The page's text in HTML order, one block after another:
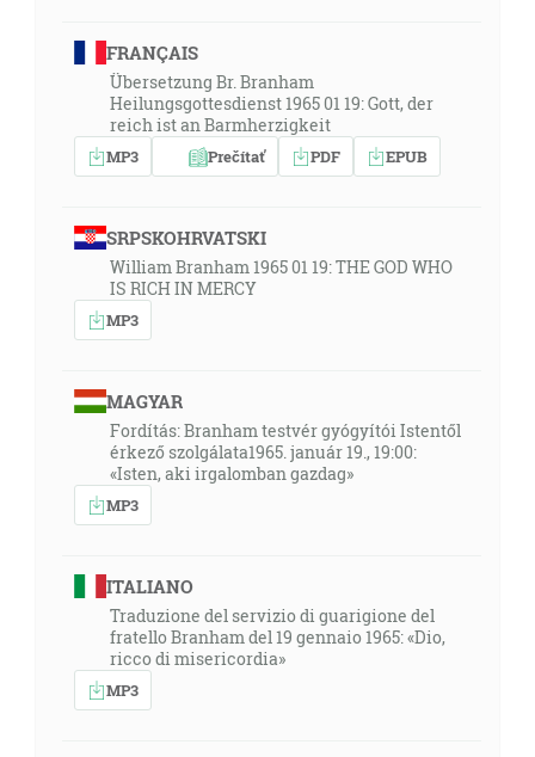
FRANÇAIS
Übersetzung Br. Branham
Heilungsgottesdienst 1965 01 19: Gott, der
reich ist an Barmherzigkeit
MP3 Prečítať PDF EPUB
SRPSKOHRVATSKI
William Branham 1965 01 19: THE GOD WHO
IS RICH IN MERCY
MP3
MAGYAR
Fordítás: Branham testvér gyógyítói Istentől
érkező szolgálata1965. január 19., 19:00:
«Isten, aki irgalomban gazdag»
MP3
ITALIANO
Traduzione del servizio di guarigione del
fratello Branham del 19 gennaio 1965: «Dio,
ricco di misericordia»
MP3